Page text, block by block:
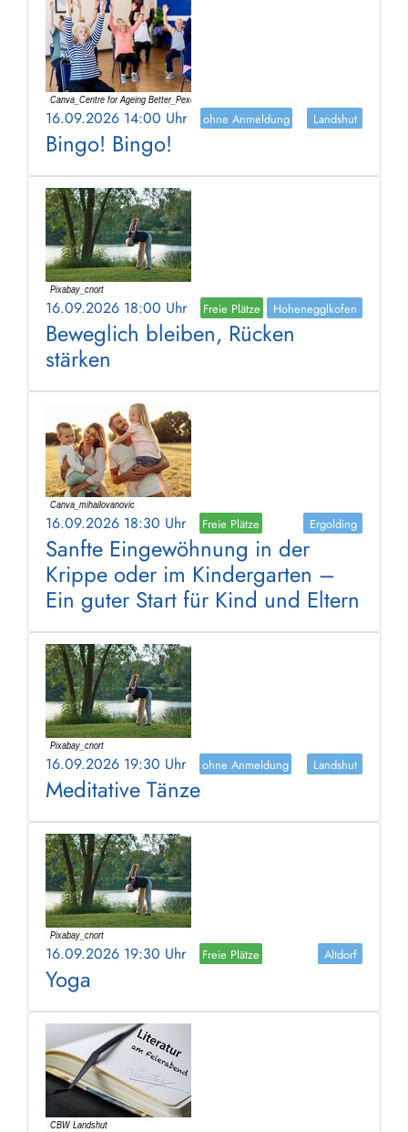
16.09.2026 14:00 Uhr ohne Anmeldung Landshut
Bingo! Bingo!
16.09.2026 18:00 Uhr Freie Plätze Hohenegglkofen
Beweglich bleiben, Rücken
stärken
16.09.2026 18:30 Uhr Freie Plätze Ergolding
Sanfte Eingewöhnung in der
Krippe oder im Kindergarten –
Ein guter Start für Kind und Eltern
16.09.2026 19:30 Uhr ohne Anmeldung Landshut
Meditative Tänze
16.09.2026 19:30 Uhr Freie Plätze Altdorf
Yoga